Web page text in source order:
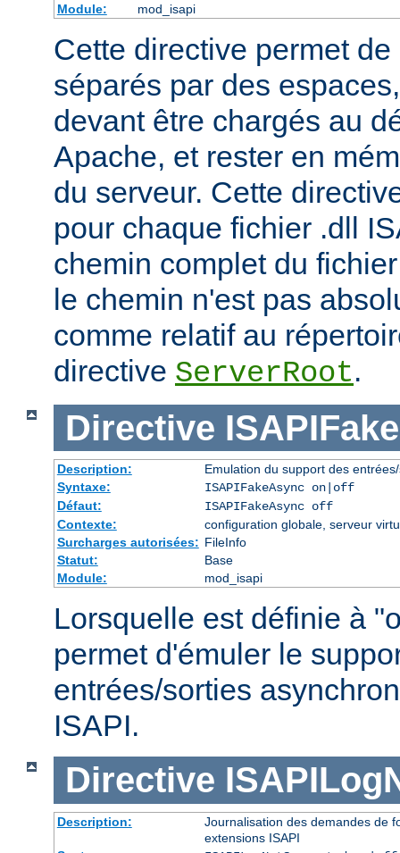
Module:
mod_isapi
Cette directive permet
séparés par des
devant être chargés au
Apache, et rester en
du serveur. Cette
pour chaque fichier .dll
chemin complet du
le chemin n'est pas
comme relatif au
directive ServerRoot.
Directive
Description:
Emulation du support des
Syntaxe:
ISAPIFakeAsync on|off
Défaut:
ISAPIFakeAsync off
Contexte:
configuration globale, serveur
Surcharges autorisées: FileInfo
Statut:
Base
Module:
mod_isapi
Lorsquelle est définie à
permet d'émuler le
entrées/sorties
ISAPI.
Directive
Description:
Journalisation des demandes de
extensions ISAPI